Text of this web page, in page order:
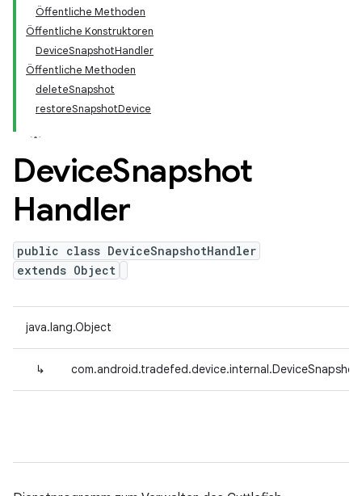
Öffentliche Methoden
Öffentliche Konstruktoren
DeviceSnapshotHandler
Öffentliche Methoden
deleteSnapshot
restoreSnapshotDevice
DeviceSnapshot
Handler
public class DeviceSnapshotHandler
extends Object
java.lang.Object
↳